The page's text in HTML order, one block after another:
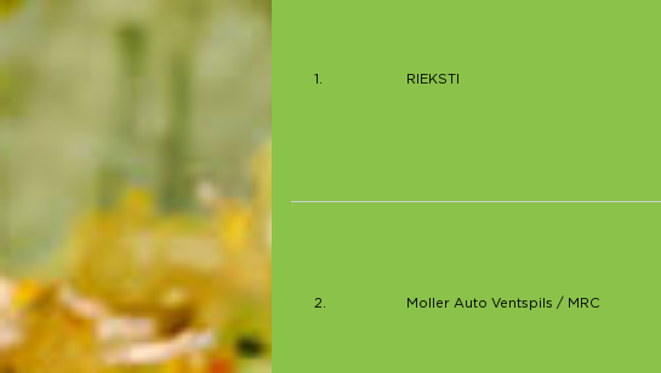
1. RIEKSTI
2. Moller Auto Ventspils / MRC